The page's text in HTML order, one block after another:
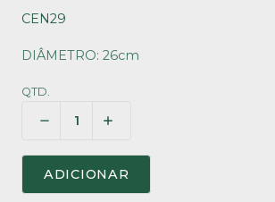
CEN29
DIÂMETRO: 26cm
QTD.
ADICIONAR